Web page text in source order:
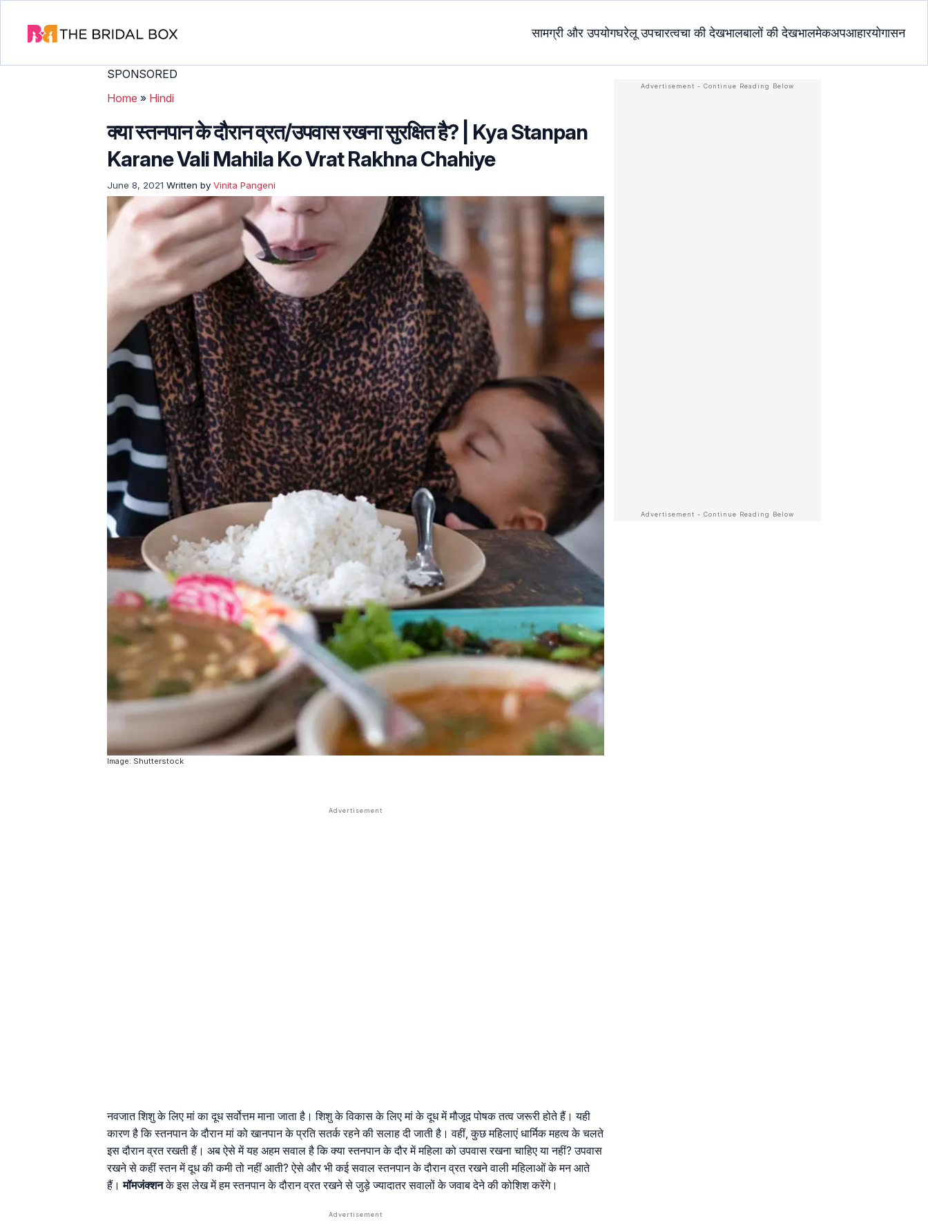
सामग्री और उपयोगघरेलू उपचारत्वचा की देखभालबालों की देखभालमेकअपआहारयोगासन
SPONSORED
Home » Hindi
क्या स्तनपान के दौरान व्रत/उपवास रखना सुरक्षित है? | Kya Stanpan
Karane Vali Mahila Ko Vrat Rakhna Chahiye
June 8, 2021 Written by Vinita Pangeni
Image: Shutterstock
नवजात शिशु के लिए मां का दूध सर्वोत्तम माना जाता है। शिशु के विकास के लिए मां के दूध में मौजूद पोषक तत्व जरूरी होते हैं। यही
कारण है कि स्तनपान के दौरान मां को खानपान के प्रति सतर्क रहने की सलाह दी जाती है। वहीं, कुछ महिलाएं धार्मिक महत्व के चलते
इस दौरान व्रत रखती हैं। अब ऐसे में यह अहम सवाल है कि क्या स्तनपान के दौर में महिला को उपवास रखना चाहिए या नहीं? उपवास
रखने से कहीं स्तन में दूध की कमी तो नहीं आती? ऐसे और भी कई सवाल स्तनपान के दौरान व्रत रखने वाली महिलाओं के मन आते
हैं।मॉमजंक्शनके इस लेख में हम स्तनपान के दौरान व्रत रखने से जुड़े ज्यादातर सवालों के जवाब देने की कोशिश करेंगे।